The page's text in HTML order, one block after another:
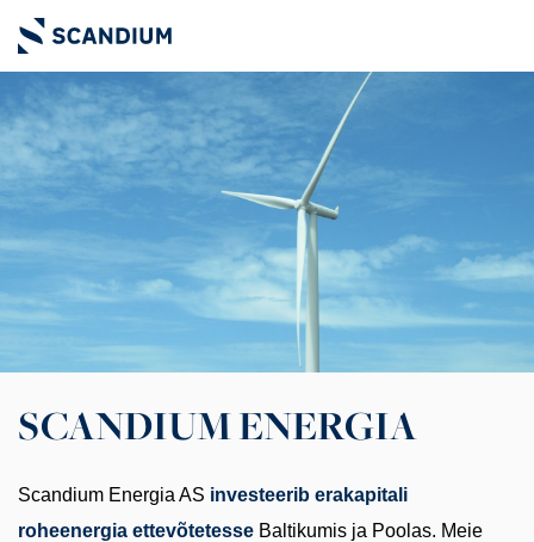
SCANDIUM ENERGIA
Scandium Energia AS investeerib erakapitali
roheenergia ettevõtetesse Baltikumis ja Poolas. Meie